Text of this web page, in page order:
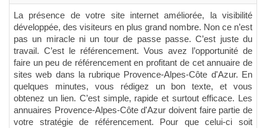
La présence de votre site internet améliorée, la visibilité
développée, des visiteurs en plus grand nombre. Non ce n’est
pas un miracle ni un tour de passe passe. C’est juste du
travail. C’est le référencement. Vous avez l’opportunité de
faire un peu de référencement en profitant de cet annuaire de
sites web dans la rubrique Provence-Alpes-Côte d'Azur. En
quelques minutes, vous rédigez un bon texte, et vous
obtenez un lien. C’est simple, rapide et surtout efficace. Les
annuaires Provence-Alpes-Côte d'Azur doivent faire partie de
votre stratégie de référencement. Pour que celui-ci soit